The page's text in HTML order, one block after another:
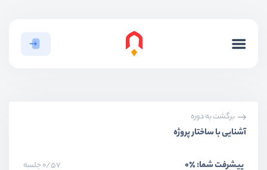
برگشت به دوره
آشنایی با ساختار پروژه
پیشرفت شما:٪0 0/57 جلسه
بخش اول آشنایی و معرفی